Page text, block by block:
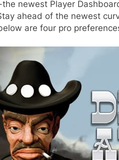
newest Player
ahead of the newest
are four pro